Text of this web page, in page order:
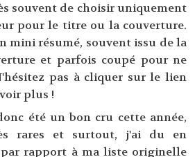
souvent de choisir uniquement
pour le titre ou la couverture.
mini résumé, souvent issu de la
et parfois coupé pour ne
pas à cliquer sur le lien
plus !
été un bon cru cette année,
rares et surtout, j'ai du en
rapport à ma liste originelle